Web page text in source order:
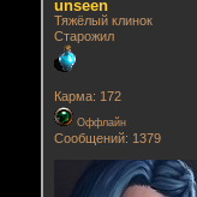
unseen
Тяжёлый клинок
Старожил
Карма: 172
Оффлайн
Сообщений: 1379